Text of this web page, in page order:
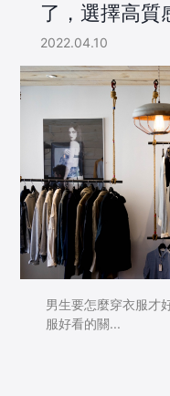
了，選擇高質
2022.04.10
男生要怎麼穿衣服才
服好看的關...